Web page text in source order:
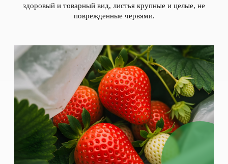
здоровый и товарный вид, листья крупные и целые, не
поврежденные червями.